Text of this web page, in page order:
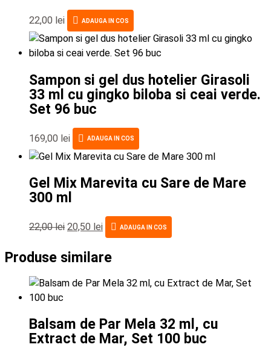
22,00 lei ADAUGA IN COS
Sampon si gel dus hotelier Girasoli
33 ml cu gingko biloba si ceai verde.
Set 96 buc
169,00 lei ADAUGA IN COS
Gel Mix Marevita cu Sare de Mare
300 ml
22,00lei 20,50 lei ADAUGA IN COS
Produse similare
Balsam de Par Mela 32 ml, cu
Extract de Mar, Set 100 buc